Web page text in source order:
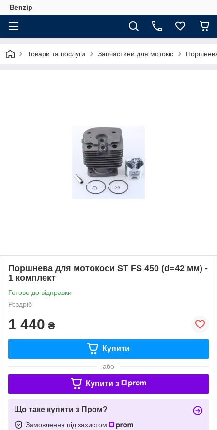
Benzip
Товари та послуги Запчастини для мотокіс
Поршнева для мотокоси ST FS 450 (d=42 мм) -
1 комплект
Готово до відправки
Роздріб
1 440 ₴
Купити
або
Купити з
Що таке купити з Пром?
Замовлення під захистом